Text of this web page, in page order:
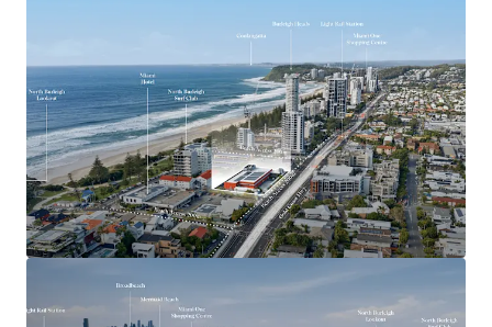
Key Investment Highlights
Largest remaining beachside development site on
the Southern Gold Coast
Expansive 4,553sqm landholding offered with
vacant possession
Exceptional 90-metre frontage to the Gold Coast
Highway
Mixed Use zoning with strong strategic planning
support for higher-density development outcomes
(STCA)